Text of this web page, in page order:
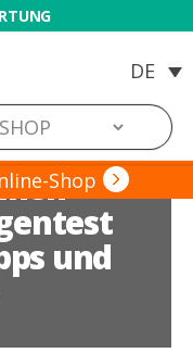
VERBOTEN
Shop
und